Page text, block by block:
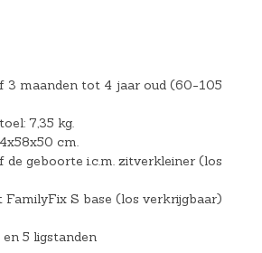
3 maanden tot 4 jaar oud (60-105
7,35 kg.
cm.
de geboorte i.c.m. zitverkleiner (los
S base (los verkrijgbaar)
5 ligstanden